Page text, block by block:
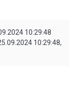
10:29:48
10:29:48,